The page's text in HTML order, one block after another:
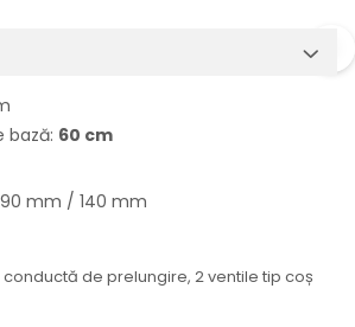
bază: 60 cm
mm / 140 mm
de prelungire, 2 ventile tip coș